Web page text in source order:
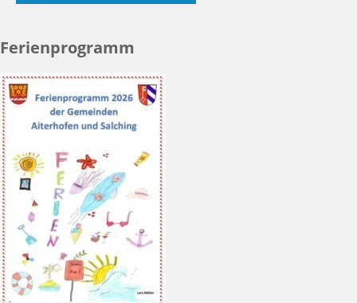
Ferienprogramm